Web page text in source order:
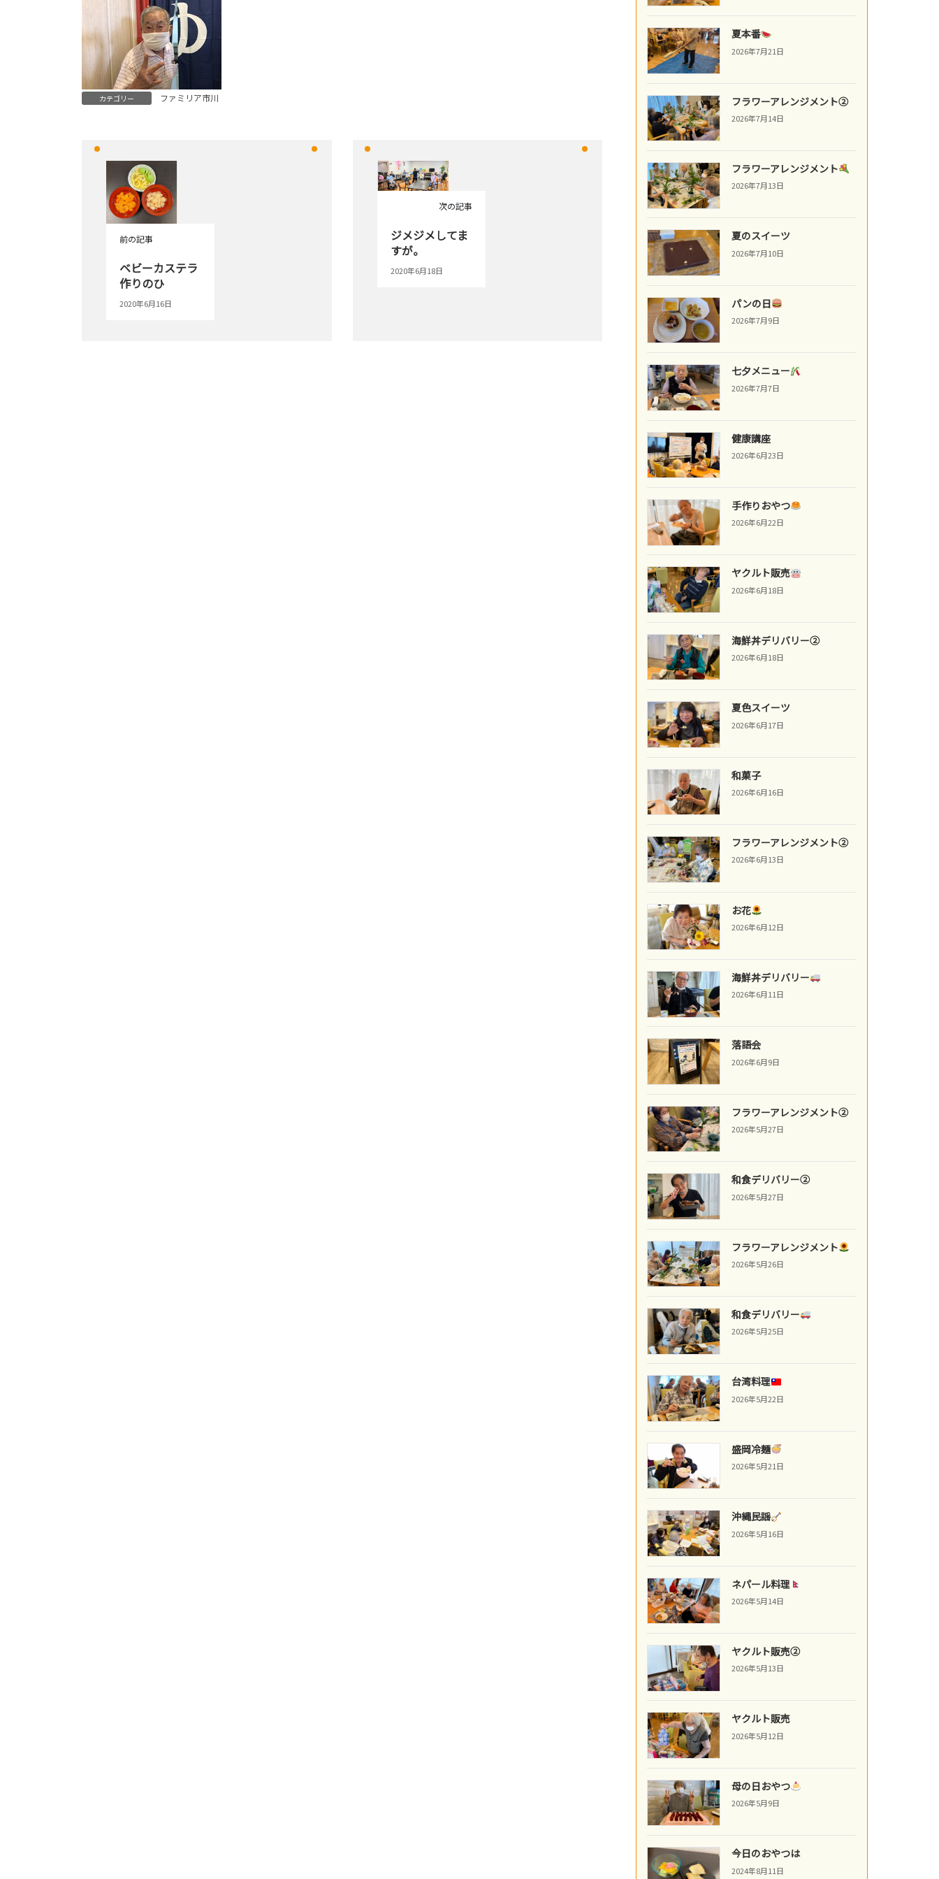
カテゴリー ファミリア市川
前の記事
ベビーカステラ
作りのひ
2020年6月16日
次の記事
ジメジメしてま
すが。
2020年6月18日
夏本番
2026年7月21日
フラワーアレンジメント②
2026年7月14日
フラワーアレンジメント
2026年7月13日
夏のスイーツ
2026年7月10日
パンの日
2026年7月9日
七夕メニュー
2026年7月7日
健康講座
2026年6月23日
手作りおやつ
2026年6月22日
ヤクルト販売
2026年6月18日
海鮮丼デリバリー②
2026年6月18日
夏色スイーツ
2026年6月17日
和菓子
2026年6月16日
フラワーアレンジメント②
2026年6月13日
お花
2026年6月12日
海鮮丼デリバリー
2026年6月11日
落語会
2026年6月9日
フラワーアレンジメント②
2026年5月27日
和食デリバリー②
2026年5月27日
フラワーアレンジメント
2026年5月26日
和食デリバリー
2026年5月25日
台湾料理
2026年5月22日
盛岡冷麺
2026年5月21日
沖縄民謡
2026年5月16日
ネパール料理
2026年5月14日
ヤクルト販売②
2026年5月13日
ヤクルト販売
2026年5月12日
母の日おやつ
2026年5月9日
今日のおやつは
2024年8月11日